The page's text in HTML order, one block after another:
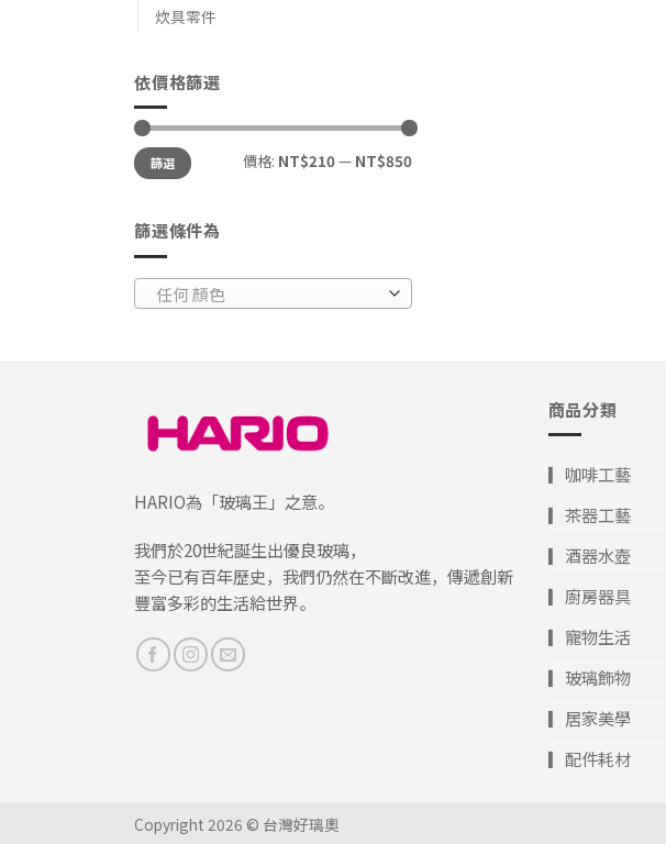
炊具零件
依價格篩選
篩選 價格: NT$210— NT$850
篩選條件為
任何 顏色
HARIO為「玻璃王」之意。
我們於20世紀誕生出優良玻璃，
至今已有百年歷史，我們仍然在不斷改進，傳遞創新
豐富多彩的生活給世界。
商品分類
▎咖啡工藝
▎茶器工藝
▎酒器水壺
▎廚房器具
▎寵物生活
▎玻璃飾物
▎居家美學
▎配件耗材
Copyright 2026 © 台灣好璃奧